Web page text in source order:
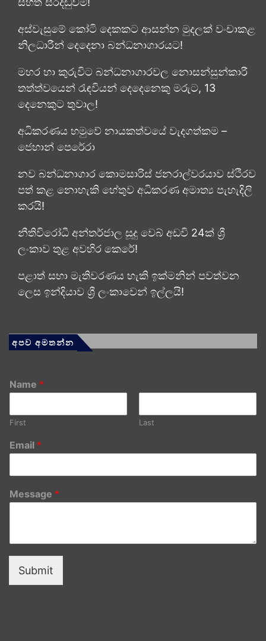
අස්වැසුමේ කෝටි දෙකකට ආසන්න මුදලක් වංචාකළ
නිලධාරීන් දෙදෙනා බන්ධනාගාරයට!
මහර හා කුරුවිට බන්ධනාගාරවල නොසන්සුන්කාරී
තත්ත්වයෙන් රැඳවියන් දෙදෙනෙකු මරුට, 13
දෙනෙකුට තුවාල!
අධිකරණය හමුවේ නායකත්වයේ වැදගත්කම –
ජෙහාන් පෙරේරා
නව බන්ධනාගාර කොමසාරිස් ජනරාල්වරයාව ස්ථිරව
පත් කළ නොහැකි හේතුව අධිකරණ අමාත්‍ය පැහැදිලි
කරයි!
නීතිවිරෝධී අන්තර්ජාල සූදු වෙබ් අඩවි 24ක් ශ්‍රී
ලංකාව තුළ අවහිර කෙරේ!
පළාත් සභා මැතිවරණය හැකි ඉක්මනින් පවත්වන
ලෙස ඉන්දියාව ශ්‍රී ලංකාවෙන් ඉල්ලයි!
අපව අමතන්න
Name *
First Last
Email *
Message *
Submit